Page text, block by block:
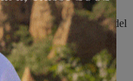
ha espugnato per 0-1 il
posizione di forza al via del